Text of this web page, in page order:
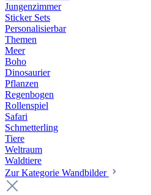
Jungenzimmer
Sticker Sets
Personalisierbar
Themen
Meer
Boho
Dinosaurier
Pflanzen
Regenbogen
Rollenspiel
Safari
Schmetterling
Tiere
Weltraum
Waldtiere
Zur Kategorie Wandbilder